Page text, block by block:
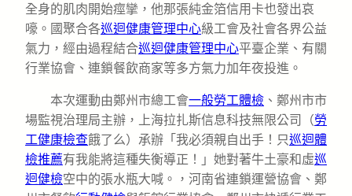
全身的肌肉開始痙攣，他那張純金箔信用卡也發出哀
嚎。國聚合各巡迴健康管理中心級工會及社會各界公益
氣力，經由過程結合巡迴健康管理中心平臺企業、有關
行業協會、連鎖餐飲商家等多方氣力加年夜投進。
本次運動由鄭州市總工會一般勞工體檢 、鄭州市市
場監視治理局主辦，上海拉扎斯信息科技無限公司（勞
工健康檢查餓了么）承辦「我必須親自出手！只巡迴體
檢推薦有我能將這種失衡導正！」她對著牛土豪和虛巡
迴健檢空中的張水瓶大喊。，河南省連鎖運營協會、鄭